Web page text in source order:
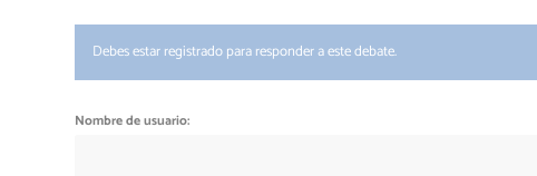
Debes estar registrado para responder a este debate.
Nombre de usuario: